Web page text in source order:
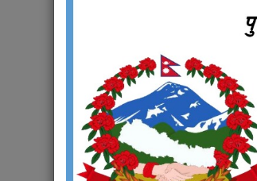
नगर प्रहरी सेवाको लागि प्रतियोगितात्मक
परिक्षाको पाठ्यक्रम, २०८०
चन्द्रागिरि नगरपालिकाभित्र रहेका सामुदायिक
तथा निजी विद्यालय र सामाजिक संघसंस्थाका
लागि बालसंरक्षण मापदण्ड, २०८३